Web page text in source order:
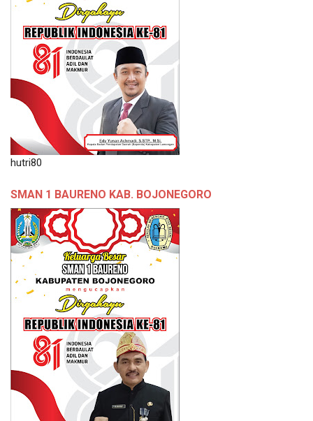
hutri80
SMAN 1 BAURENO KAB. BOJONEGORO